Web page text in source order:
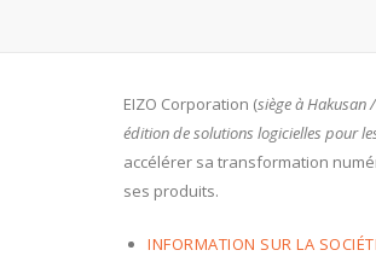
EIZO Corporation (siège à Hakusan
édition de solutions logicielles pour
accélérer sa transformation
ses produits.
INFORMATION SUR LA